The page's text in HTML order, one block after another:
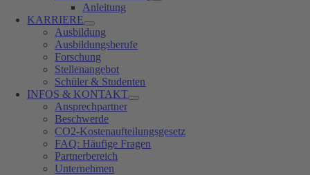
Anleitung
KARRIERE
Ausbildung
Ausbildungsberufe
Forschung
Stellenangebot
Schüler & Studenten
INFOS & KONTAKT
Ansprechpartner
Beschwerde
CO2-Kostenaufteilungsgesetz
FAQ: Häufige Fragen
Partnerbereich
Unternehmen